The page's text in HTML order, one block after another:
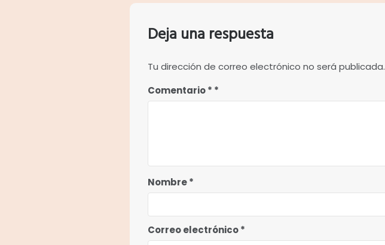
Deja una respuesta
Tu dirección de correo electrónico no será publicada.
Comentario*
Nombre*
Correo electrónico*